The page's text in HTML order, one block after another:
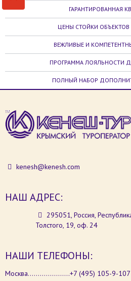
ГАРАНТИРОВАННАЯ
ЦЕНЫ СТОЙКИ
ВЕЖЛИВЫЕ И
ПРОГРАММА ЛОЯЛЬНОСТИ
ПОЛНЫЙ НАБОР
kenesh@kenesh.com
НАШ АДРЕС:
295051, Россия,
Толстого, 19, оф. 24
НАШИ ТЕЛЕФОНЫ:
Москва.....................+7 (495) 105-9-107